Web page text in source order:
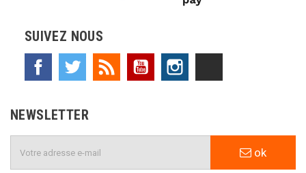
SUIVEZ NOUS
Facebook Twitter Rss YouTube
NEWSLETTER
ok